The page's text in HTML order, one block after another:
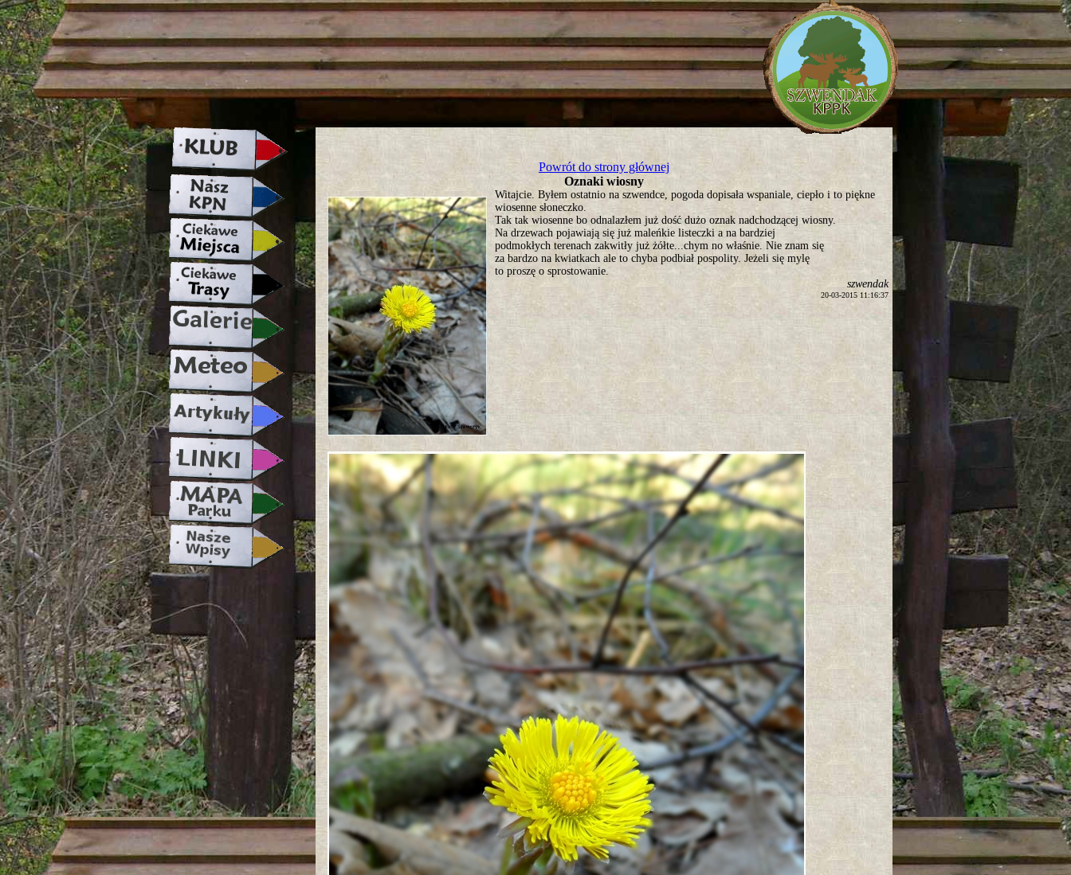
strona w naprawie zapraszamy jutro ;)
Powrót do strony głównej
Oznaki wiosny
Witajcie. Byłem ostatnio na szwendce, pogoda dopisała wspaniale, ciepło i to piękne
wiosenne słoneczko.
Tak tak wiosenne bo odnalazłem już dość dużo oznak nadchodzącej wiosny.
Na drzewach pojawiają się już maleńkie listeczki a na bardziej
podmokłych terenach zakwitły już żółte...chym no właśnie. Nie znam się
za bardzo na kwiatkach ale to chyba podbiał pospolity. Jeżeli się mylę
to proszę o sprostowanie.
szwendak
20-03-2015 11:16:37